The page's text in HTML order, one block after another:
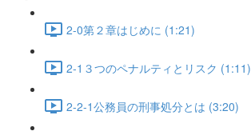
2-0第２章はじめに (1:21)
2-1３つのペナルティとリスク (1:11)
2-2-1公務員の刑事処分とは (3:20)